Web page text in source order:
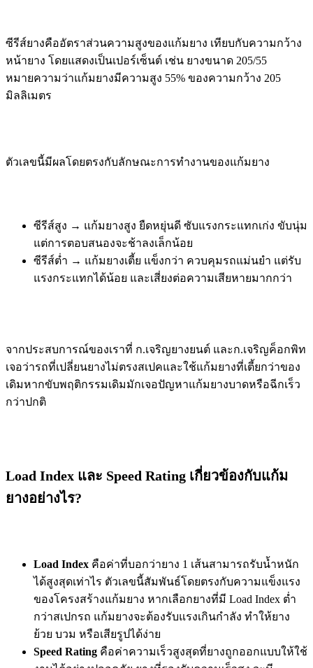
ซีรีส์ยางคืออัตราส่วนความสูงของแก้มยาง เทียบกับความกว้าง
หน้ายาง โดยแสดงเป็นเปอร์เซ็นต์ เช่น ยางขนาด 205/55
หมายความว่าแก้มยางมีความสูง 55% ของความกว้าง 205
มิลลิเมตร
ตัวเลขนี้มีผลโดยตรงกับลักษณะการทำงานของแก้มยาง
ซีรีส์สูง → แก้มยางสูง ยืดหยุ่นดี ซับแรงกระแทกเก่ง ขับนุ่ม
แต่การตอบสนองจะช้าลงเล็กน้อย
ซีรีส์ต่ำ → แก้มยางเตี้ย แข็งกว่า ควบคุมรถแม่นยำ แต่รับ
แรงกระแทกได้น้อย และเสี่ยงต่อความเสียหายมากกว่า
จากประสบการณ์ของเราที่ ก.เจริญยางยนต์ และก.เจริญค็อกพิท
เจอว่ารถที่เปลี่ยนยางไม่ตรงสเปคและใช้แก้มยางที่เตี้ยกว่าของ
เดิมหากขับพฤติกรรมเดิมมักเจอปัญหาแก้มยางบาดหรือฉีกเร็ว
กว่าปกติ
Load Index และ Speed Rating เกี่ยวข้องกับแก้ม
ยางอย่างไร?
Load Index คือค่าที่บอกว่ายาง 1 เส้นสามารถรับน้ำหนัก
ได้สูงสุดเท่าไร ตัวเลขนี้สัมพันธ์โดยตรงกับความแข็งแรง
ของโครงสร้างแก้มยาง หากเลือกยางที่มี Load Index ต่ำ
กว่าสเปกรถ แก้มยางจะต้องรับแรงเกินกำลัง ทำให้ยาง
ย้วย บวม หรือเสียรูปได้ง่าย
Speed Rating คือค่าความเร็วสูงสุดที่ยางถูกออกแบบให้ใช้